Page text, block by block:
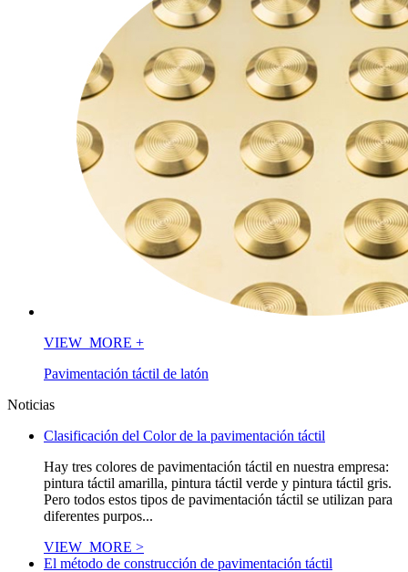
VIEW_MORE +
Pavimentación táctil de latón
Noticias
Clasificación del Color de la pavimentación táctil
Hay tres colores de pavimentación táctil en nuestra empresa:
pintura táctil amarilla, pintura táctil verde y pintura táctil gris.
Pero todos estos tipos de pavimentación táctil se utilizan para
diferentes purpos...
VIEW_MORE >
El método de construcción de pavimentación táctil